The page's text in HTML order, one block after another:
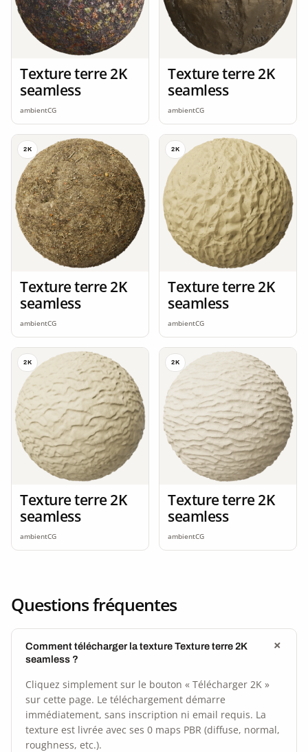
Texture terre 2K
seamless
ambientCG
Texture terre 2K
seamless
ambientCG
2K
Texture terre 2K
seamless
ambientCG
2K
Texture terre 2K
seamless
ambientCG
2K
Texture terre 2K
seamless
ambientCG
2K
Texture terre 2K
seamless
ambientCG
Questions fréquentes
Comment télécharger la texture Texture terre 2K
seamless ?
Cliquez simplement sur le bouton « Télécharger 2K »
sur cette page. Le téléchargement démarre
immédiatement, sans inscription ni email requis. La
texture est livrée avec ses 0 maps PBR (diffuse, normal,
roughness, etc.).